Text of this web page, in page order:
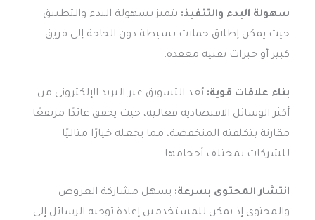
سهولة البدء والتنفيذ: يتميز بسهولة البدء والتطبيق
حيث يمكن إطلاق حملات بسيطة دون الحاجة إلى فريق
كبير أو خبرات تقنية معقدة.
بناء علاقات قوية: يُعد التسويق عبر البريد الإلكتروني من
أكثر الوسائل الاقتصادية فعالية، حيث يحقق عائدًا مرتفعًا
مقارنة بتكلفته المنخفضة، مما يجعله خيارًا مثاليًا
للشركات بمختلف أحجامها.
انتشار المحتوى بسرعة: يسهل مشاركة العروض
والمحتوى إذ يمكن للمستخدمين إعادة توجيه الرسائل إلى